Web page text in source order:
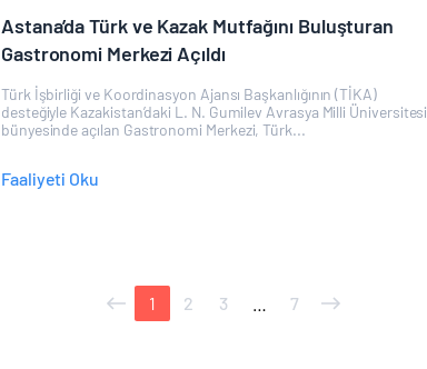
Astana’da Türk ve Kazak Mutfağını Buluşturan
Gastronomi Merkezi Açıldı
Türk İşbirliği ve Koordinasyon Ajansı Başkanlığının (TİKA)
desteğiyle Kazakistan’daki L. N. Gumilev Avrasya Milli Üniversitesi
bünyesinde açılan Gastronomi Merkezi, Türk...
Faaliyeti Oku
1 2 3 7